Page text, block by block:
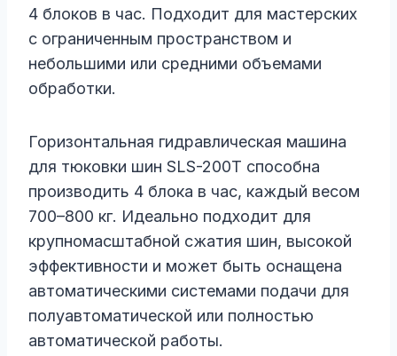
4 блоков в час. Подходит для мастерских
с ограниченным пространством и
небольшими или средними объемами
обработки.
Горизонтальная гидравлическая машина
для тюковки шин SLS-200T способна
производить 4 блока в час, каждый весом
700–800 кг. Идеально подходит для
крупномасштабной сжатия шин, высокой
эффективности и может быть оснащена
автоматическими системами подачи для
полуавтоматической или полностью
автоматической работы.